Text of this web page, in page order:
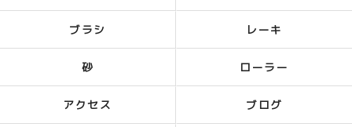
ブラシ レーキ
砂 ローラー
アクセス ブログ